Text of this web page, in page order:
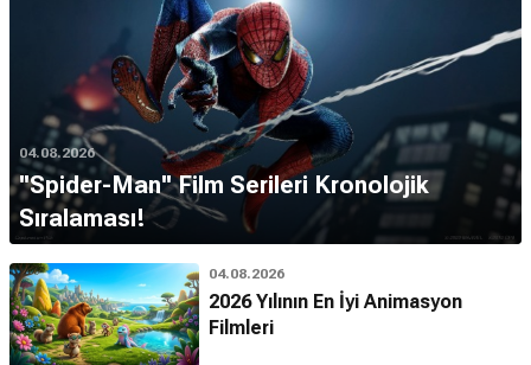
04.08.2026
''Spider-Man'' Film Serileri Kronolojik
Sıralaması!
04.08.2026
2026 Yılının En İyi Animasyon
Filmleri